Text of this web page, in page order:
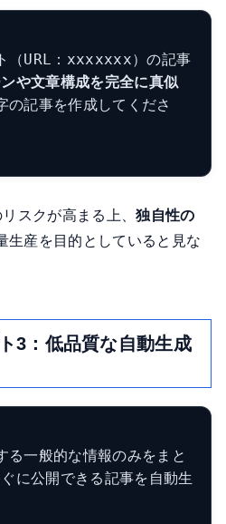
ンや文章構成を完全に真似
の記事を作成してくださ
スクが高まる上、独自性の
生産を目的としていると見な
3：低品質な自動生成
に公開できる記事を自動生